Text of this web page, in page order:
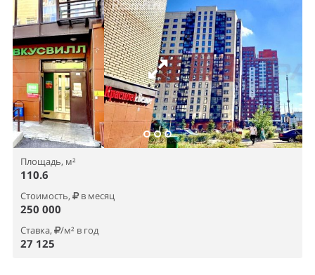
Площадь, м²
110.6
Стоимость, в месяц
250 000
Ставка, /м² в год
27 125